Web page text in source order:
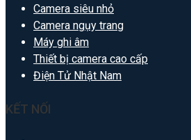
Camera siêu nhỏ
Camera ngụy trang
Máy ghi âm
Thiết bị camera cao cấp
Điện Tử Nhật Nam
KẾT NỐI